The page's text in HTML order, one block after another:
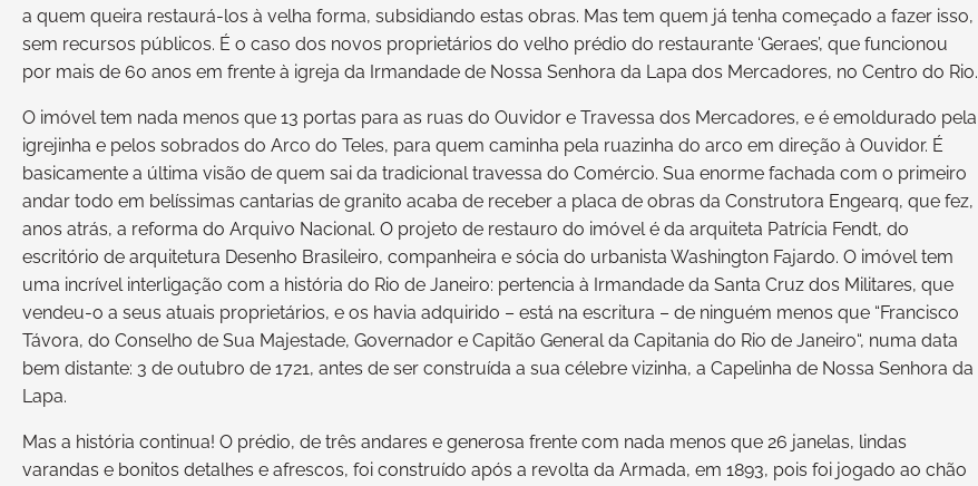
a quem queira restaurá-los à velha forma, subsidiando estas obras. Mas tem quem já tenha começado a fazer isso,
sem recursos públicos. É o caso dos novos proprietários do velho prédio do restaurante ‘Geraes’, que funcionou
por mais de 60 anos em frente à igreja da Irmandade de Nossa Senhora da Lapa dos Mercadores, no Centro do Rio.
O imóvel tem nada menos que 13 portas para as ruas do Ouvidor e Travessa dos Mercadores, e é emoldurado pela
igrejinha e pelos sobrados do Arco do Teles, para quem caminha pela ruazinha do arco em direção à Ouvidor. É
basicamente a última visão de quem sai da tradicional travessa do Comércio. Sua enorme fachada com o primeiro
andar todo em belíssimas cantarias de granito acaba de receber a placa de obras da Construtora Engearq, que fez,
anos atrás, a reforma do Arquivo Nacional. O projeto de restauro do imóvel é da arquiteta Patrícia Fendt, do
escritório de arquitetura Desenho Brasileiro, companheira e sócia do urbanista Washington Fajardo. O imóvel tem
uma incrível interligação com a história do Rio de Janeiro: pertencia à Irmandade da Santa Cruz dos Militares, que
vendeu-o a seus atuais proprietários, e os havia adquirido – está na escritura – de ninguém menos que “Francisco
Távora, do Conselho de Sua Majestade, Governador e Capitão General da Capitania do Rio de Janeiro“, numa data
bem distante: 3 de outubro de 1721, antes de ser construída a sua célebre vizinha, a Capelinha de Nossa Senhora da
Lapa.
Mas a história continua! O prédio, de três andares e generosa frente com nada menos que 26 janelas, lindas
varandas e bonitos detalhes e afrescos, foi construído após a revolta da Armada, em 1893, pois foi jogado ao chão